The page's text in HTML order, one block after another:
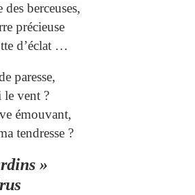
berceuses,
précieuse
d’éclat …
paresse,
le vent ?
émouvant,
tendresse ?
»